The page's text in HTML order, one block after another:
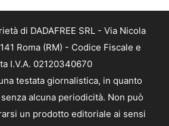
di DADAFREE SRL - Via Nicola
Roma (RM) - Codice Fiscale e
I.V.A. 02120340670
testata giornalistica, in quanto
alcuna periodicità. Non può
un prodotto editoriale ai sensi